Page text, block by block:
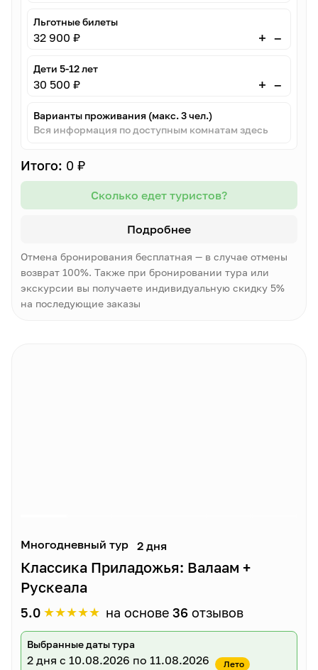
Льготные билеты
32 900 ₽ + –
Дети 5-12 лет
30 500 ₽ + –
Варианты проживания (макс. 3 чел.)
Вся информация по доступным комнатам здесь
Итого: 0 ₽
Сколько едет туристов?
Подробнее
Отмена бронирования бесплатная — в случае отмены
возврат 100%. Также при бронировании тура или
экскурсии вы получаете индивидуальную скидку 5%
на последующие заказы
Многодневный тур 2 дня
Классика Приладожья: Валаам +
Рускеала
5.0 ★★★★★ на основе 36 отзывов
Выбранные даты тура
2 дня с 10.08.2026 по 11.08.2026 Лето